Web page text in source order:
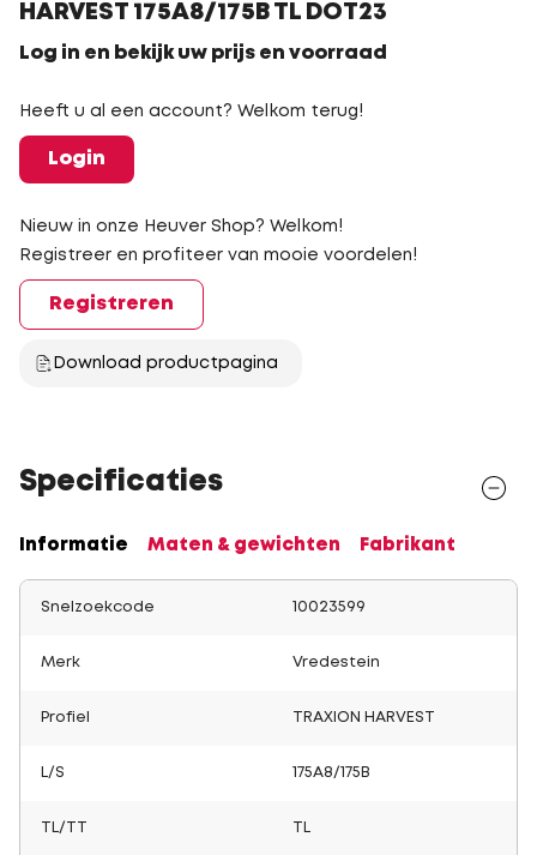
HARVEST 175A8/175B TL DOT23
Log in en bekijk uw prijs en voorraad
Heeft u al een account? Welkom terug!
Login
Nieuw in onze Heuver Shop? Welkom!
Registreer en profiteer van mooie voordelen!
Registreren
Download productpagina
Specificaties
Informatie Maten & gewichten Fabrikant
Snelzoekcode 10023599
Merk Vredestein
Profiel TRAXION HARVEST
L/S 175A8/175B
TL/TT